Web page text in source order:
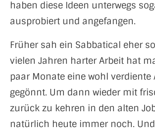
haben diese Ideen unterwegs
ausprobiert und angefangen.
Früher sah ein Sabbatical eher
vielen Jahren harter Arbeit hat
paar Monate eine wohl verdiente
gegönnt. Um dann wieder mit
zurück zu kehren in den alten
natürlich heute immer noch.